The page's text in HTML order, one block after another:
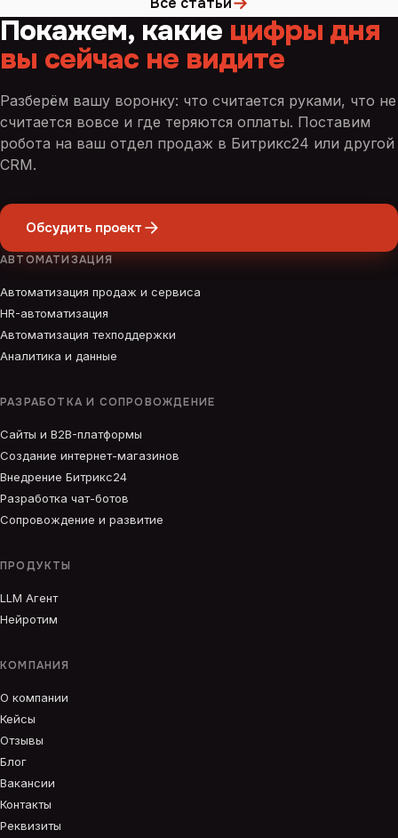
Покажем, какие цифры дня
вы сейчас не видите
Разберём вашу воронку: что считается руками, что не
считается вовсе и где теряются оплаты. Поставим
робота на ваш отдел продаж в Битрикс24 или другой
CRM.
Обсудить проект
АВТОМАТИЗАЦИЯ
Автоматизация продаж и сервиса
HR-автоматизация
Автоматизация техподдержки
Аналитика и данные
РАЗРАБОТКА И СОПРОВОЖДЕНИЕ
Сайты и B2B-платформы
Создание интернет-магазинов
Внедрение Битрикс24
Разработка чат-ботов
Сопровождение и развитие
ПРОДУКТЫ
LLM Агент
Нейротим
КОМПАНИЯ
О компании
Кейсы
Отзывы
Блог
Вакансии
Контакты
Реквизиты